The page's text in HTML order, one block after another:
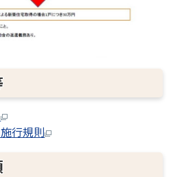
行規則